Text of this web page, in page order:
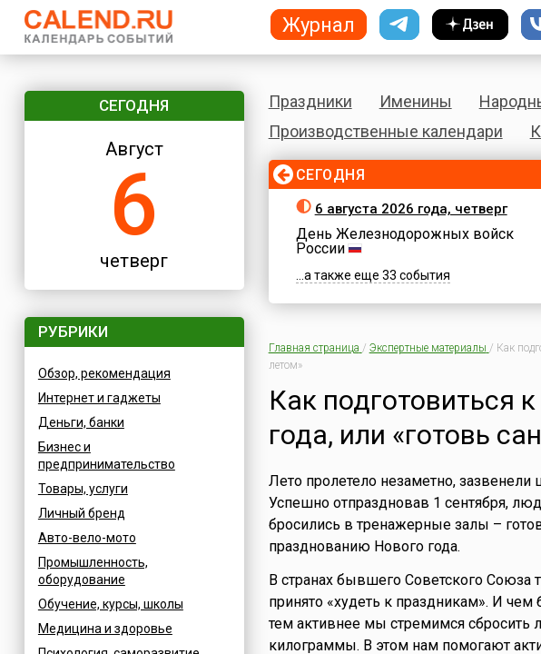
СЕГОДНЯ
Август
6
четверг
РУБРИКИ
Обзор, рекомендация
Интернет и гаджеты
Деньги, банки
Бизнес и
предпринимательство
Товары, услуги
Личный бренд
Авто-вело-мото
Промышленность,
оборудование
Обучение, курсы, школы
Медицина и здоровье
Праздники Именины
Производственные календари
СЕГОДНЯ
6 августа 2026 года, четверг
День Железнодорожных войск
России
...а также еще 33 события
Главная страница / Экспертные материалы / Как
летом»
Как подготовиться
года, или «готовь
Лето пролетело незаметно,
Успешно отпраздновав 1 сентября,
бросились в тренажерные залы –
празднованию Нового года.
В странах бывшего Советского Союза
принято «худеть к праздникам». И чем
тем активнее мы стремимся сбросить
килограммы. В этом нам помогают
Журнал